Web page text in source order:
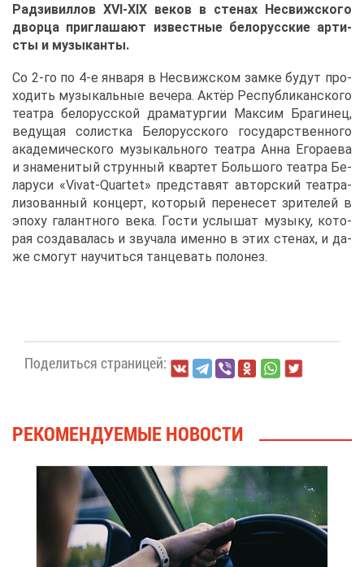
Рад­зи­вил­лов XVI-XIX ве­ков в сте­нах Несвиж­ско­го
двор­ца при­гла­ша­ют из­вест­ные бе­ло­рус­ские ар­ти­
сты и му­зы­кан­ты.
Со 2-го по 4-е ян­ва­ря в Несвиж­ском зам­ке бу­дут про­
хо­дить му­зы­каль­ные ве­че­ра. Ак­тёр Рес­пуб­ли­кан­ско­го
те­ат­ра бе­ло­рус­ской дра­ма­тур­гии Мак­сим Бра­ги­нец,
ве­ду­щая со­лист­ка Бе­ло­рус­ско­го го­су­дар­ствен­но­го
ака­де­ми­че­ско­го му­зы­каль­но­го те­ат­ра Ан­на Его­ра­е­ва
и зна­ме­ни­тый струн­ный квар­тет Боль­шо­го те­ат­ра Бе­
ла­ру­си «Vivat-Quartet» пред­ста­вят ав­тор­ский те­ат­ра­
ли­зо­ван­ный кон­церт, ко­то­рый пе­ре­не­сет зри­те­лей в
эпо­ху га­лант­но­го ве­ка. Го­сти услы­шат му­зы­ку, ко­то­
рая со­зда­ва­лась и зву­ча­ла имен­но в этих сте­нах, и да­
же смо­гут на­учить­ся тан­це­вать по­ло­нез.
По­де­лить­ся стра­ни­цей:
РЕ­КО­МЕН­ДУ­Е­МЫЕ НО­ВО­СТИ